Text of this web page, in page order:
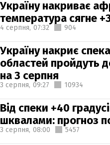
Україну накриває
температура сягне
4 серпня, 07:32 904
Україну накриє
областей пройдуть
на 3 серпня
3 серпня, 09:27 10934
Від спеки +40
шквалами: прогноз
3 серпня, 08:00 5457